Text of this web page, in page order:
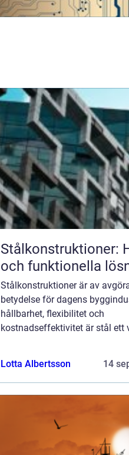
Stålkonstruktioner:
och funktionella
Stålkonstruktioner är av
betydelse för dagens
hållbarhet, flexibilitet och
kostnadseffektivitet är stål ett
Lotta Albertsson 14